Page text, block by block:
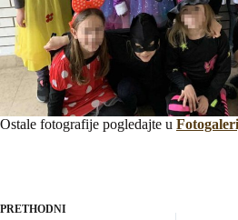
Ostale fotografije pogledajte u
PRETHODNI